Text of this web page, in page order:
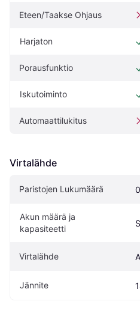
Eteen/Taakse Ohjaus
Harjaton
Porausfunktio
Iskutoiminto
Automaattilukitus
Virtalähde
Paristojen Lukumäärä
Akun määrä ja
kapasiteetti
Virtalähde
Jännite